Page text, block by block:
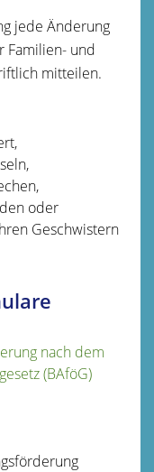
jede Änderung
Familien- und
mitteilen.
oder
Geschwistern
nach dem
(BAföG)